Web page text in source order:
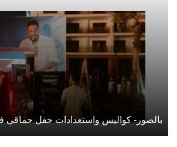
بالصور- كواليس واستعدادات حفل حماقي